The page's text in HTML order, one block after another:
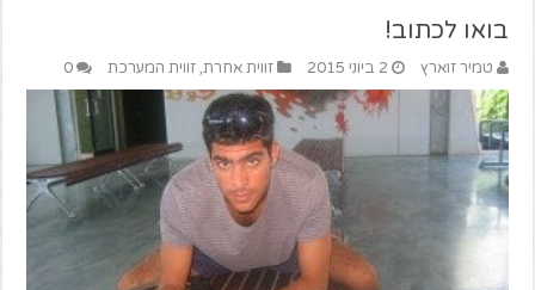
בואו לכתוב!
טמיר זוארץ 2 ביוני 2015 זווית אחרת,זווית המערכת 0